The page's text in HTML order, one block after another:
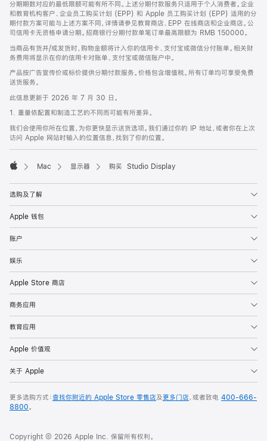
分期期数对应的最低限额可能有所不同。上述分期付款服务只适用于个人消费者。企业
和教育机构客户、企业员工购买计划 (EPP) 和 Apple 员工购买计划 (EPP) 适用的分
期付款方案可能与上述方案不同，详情请参见教育商店、EPP 在线商店和企业商店。公
司信用卡无资格申请分期。招商银行分期付款单笔订单最高限额为 RMB 150000。
当商品有货并/或发货时，购物金额将计入你的信用卡、支付宝或微信分付账单。相关财
务费用将显示在你的信用卡对账单、支付宝或微信账户中。
产品按广告宣传价或标价提供分期付款服务。价格包含增值税。所有订单均可享受免费
送货服务。
此信息更新于 2026 年 7 月 30 日。
1. 重量依配置和制造工艺的不同而可能有所差异。
我们会使用你所在位置，为你更快显示送货选项。我们通过你的 IP 地址，或者你在上次
访问 Apple 网站时输入的位置信息，找到了你的位置。
Mac 显示器 购买 Studio Display
选购及了解
Apple 钱包
账户
娱乐
Apple Store 商店
商务应用
教育应用
Apple 价值观
关于 Apple
更多选购方式：查找你附近的 Apple Store 零售店及更多门店，或者致电 400-666-
8800。
Copyright © 2026 Apple Inc. 保留所有权利。